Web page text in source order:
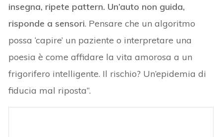
insegna, ripete pattern. Un’auto non guida,
risponde a sensori. Pensare che un algoritmo
possa ‘capire’ un paziente o interpretare una
poesia è come affidare la vita amorosa a un
frigorifero intelligente. Il rischio? Un’epidemia di
fiducia mal riposta”.